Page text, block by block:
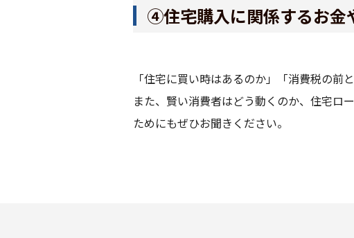
④住宅購入に関係するお金
「住宅に買い時はあるのか」「消費税の前
また、賢い消費者はどう動くのか、住宅ロ
ためにもぜひお聞きください。